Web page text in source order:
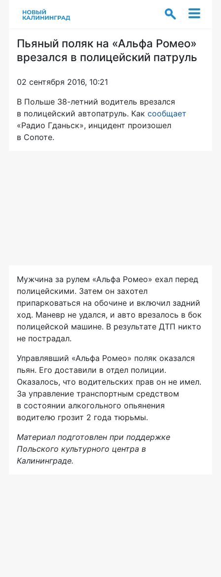
Пьяный поляк на «Альфа Ромео»
врезался в полицейский патруль
02 сентября 2016, 10:21
В Польше 38-летний водитель врезался
в полицейский автопатруль. Как сообщает
«Радио Гданьск», инцидент произошел
в Сопоте.
Мужчина за рулем «Альфа Ромео» ехал перед
полицейскими. Затем он захотел
припарковаться на обочине и включил задний
ход. Маневр не удался, и авто врезалось в бок
полицейской машине. В результате ДТП никто
не пострадал.
Управлявший «Альфа Ромео» поляк оказался
пьян. Его доставили в отдел полиции.
Оказалось, что водительских прав он не имел.
За управление транспортным средством
в состоянии алкогольного опьянения
водителю грозит 2 года тюрьмы.
Материал подготовлен при поддержке
Польского культурного центра в
Калининграде.